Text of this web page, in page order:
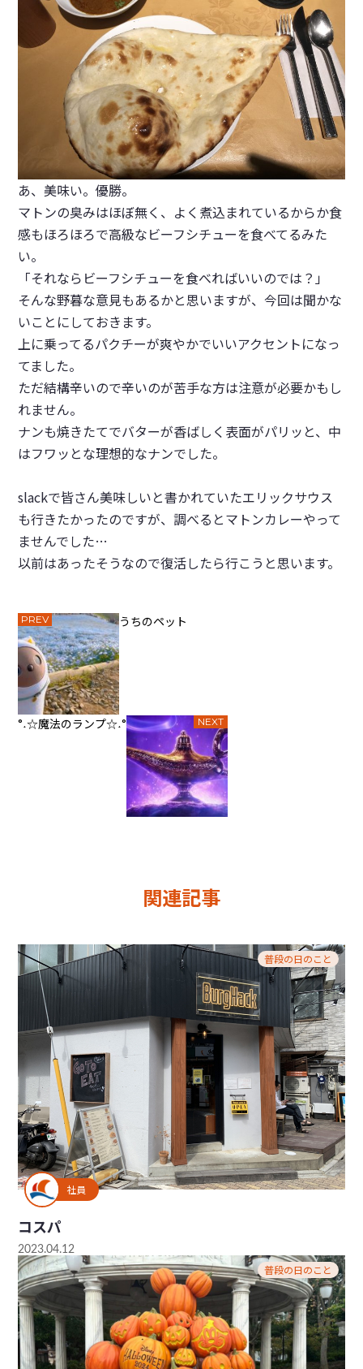
あ、美味い。優勝。
マトンの臭みはほぼ無く、よく煮込まれているからか食
感もほろほろで高級なビーフシチューを食べてるみた
い。
「それならビーフシチューを食べればいいのでは？」
そんな野暮な意見もあるかと思いますが、今回は聞かな
いことにしておきます。
上に乗ってるパクチーが爽やかでいいアクセントになっ
てました。
ただ結構辛いので辛いのが苦手な方は注意が必要かもし
れません。
ナンも焼きたてでバターが香ばしく表面がパリッと、中
はフワッとな理想的なナンでした。
slackで皆さん美味しいと書かれていたエリックサウス
も行きたかったのですが、調べるとマトンカレーやって
ませんでした…
以前はあったそうなので復活したら行こうと思います。
PREV うちのペット
NEXT
°˖☆魔法のランプ☆˖°
関連記事
普段の日のこと
社員
コスパ
2023.04.12
普段の日のこと